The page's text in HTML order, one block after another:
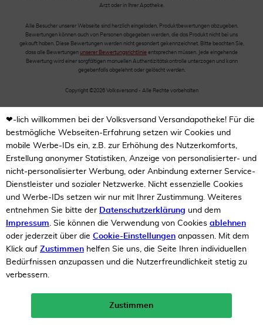
10%
Neukunden-Rabatt ab 49€!
mehr erfahren >
Arzt oder in Ihrer Apotheke.
Alle Besucher unserer Webseite sind herzlich eingeladen, Produktbewertungen abzugeben.
Bewertungen können auch von Personen abgegeben werden, die das Produkt nicht bei uns
gekauft haben. Diese Bewertungen werden nicht gesondert gekennzeichnet. Bitte beachten Sie,
dass alle Bewertungen unserer Bewertungsrichtlinie entsprechen müssen. Jede eingehende
Bewertung wird einer sorgfältigen manuellen Authentizitätskontrolle unterzogen und kann
gegebenfalls abgelehnt oder gelöscht werden.
Copyright ©2026 Volksversand - Alle Rechte vorbehalten
❤-lich willkommen bei der Volksversand Versandapotheke! Für die
bestmögliche Webseiten-Erfahrung setzen wir Cookies und
mobile Werbe-IDs ein, z.B. zur Erhöhung des Nutzerkomforts,
Erstellung anonymer Statistiken, Anzeige von personalisierter- und
nicht-personalisierter Werbung, oder Anbindung externer Service-
Dienstleister und sozialer Netzwerke. Nicht essenzielle Cookies
und Werbe-IDs setzen wir nur mit Ihrer Zustimmung. Weiteres
entnehmen Sie bitte der Datenschutzerklärung und dem
Impressum. Sie können die Verwendung von Cookies ablehnen
oder jederzeit über die Cookie-Einstellungen anpassen. Mit dem
Klick auf Zustimmen helfen Sie uns, die Seite Ihren individuellen
Bedürfnissen anzupassen und die Nutzerfreundlichkeit stetig zu
verbessern.
Zustimmen